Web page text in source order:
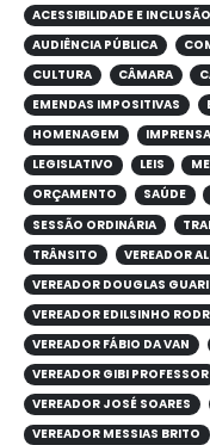
ACESSIBILIDADE E INCLUSÃO
AUDIÊNCIA PÚBLICA
CULTURA
CÂMARA
EMENDAS IMPOSITIVAS
HOMENAGEM
IMPRENSA
LEGISLATIVO
LEIS
ORÇAMENTO
SAÚDE
SESSÃO ORDINÁRIA
TRÂNSITO
VEREADOR
VEREADOR DOUGLAS
VEREADOR EDILSINHO
VEREADOR FÁBIO DA VAN
VEREADOR GIBI PROFESSOR
VEREADOR JOSÉ SOARES
VEREADOR MESSIAS BRITO